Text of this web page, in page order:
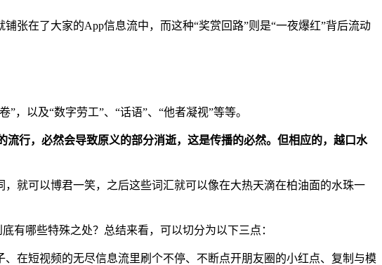
张在了大家的App信息流中，而这种“奖赏回路”则是“一夜爆红”背后流动
以及“数字劳工”、“话语”、“他者凝视”等等。
流行，必然会导致原义的部分消逝，这是传播的必然。但相应的，越口水
就可以博君一笑，之后这些词汇就可以像在大热天滴在柏油面的水珠一
有哪些特殊之处？总结来看，可以切分为以下三点：
、在短视频的无尽信息流里刷个不停、不断点开朋友圈的小红点、复制与模